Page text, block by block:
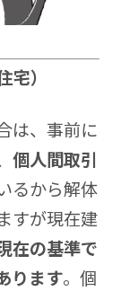
）
は、事前に
個人間取引
るから解体
すが現在建
在の基準で
ります。個